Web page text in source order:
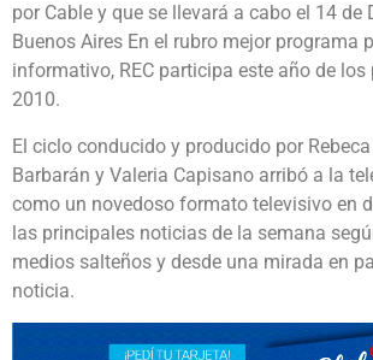
por Cable y que se llevará a cabo el 14 de
Buenos Aires En el rubro mejor programa
informativo, REC participa este año de los
2010.
El ciclo conducido y producido por
Barbarán y Valeria Capisano arribó a la
como un novedoso formato televisivo en
las principales noticias de la semana
medios salteños y desde una mirada en
noticia.